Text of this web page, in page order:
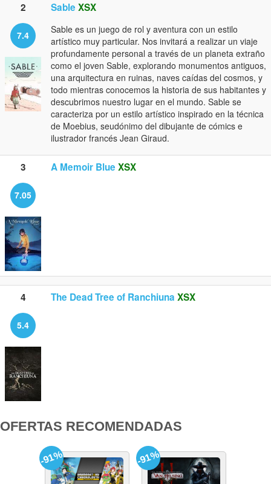
2 Sable XSX
7.4
Sable es un juego de rol y aventura con un estilo
artístico muy particular. Nos invitará a realizar un viaje
profundamente personal a través de un planeta extraño
como el joven Sable, explorando monumentos antiguos,
una arquitectura en ruinas, naves caídas del cosmos, y
todo mientras conocemos la historia de sus habitantes y
descubrimos nuestro lugar en el mundo. Sable se
caracteriza por un estilo artístico inspirado en la técnica
de Moebius, seudónimo del dibujante de cómics e
ilustrador francés Jean Giraud.
3 A Memoir Blue XSX
7.05
4 The Dead Tree of Ranchiuna XSX
5.4
OFERTAS RECOMENDADAS
-91% -91%